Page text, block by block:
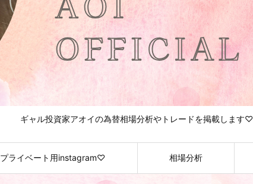
ギャル投資家アオイの為替相場分析やトレードを掲載します♡
プライベート用instagram♡ 相場分析